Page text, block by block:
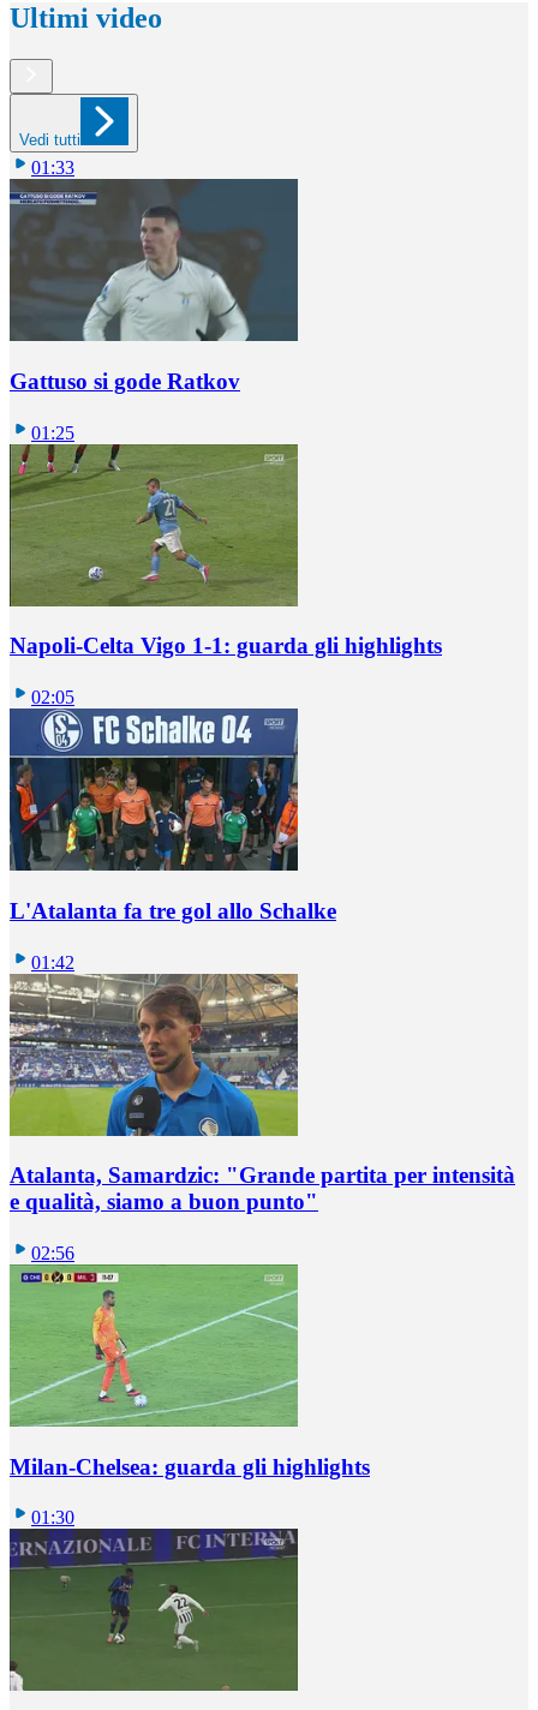
Ultimi video
Vedi tutti
01:33
Gattuso si gode Ratkov
01:25
Napoli-Celta Vigo 1-1: guarda gli highlights
02:05
L'Atalanta fa tre gol allo Schalke
01:42
Atalanta, Samardzic: "Grande partita per intensità
e qualità, siamo a buon punto"
02:56
Milan-Chelsea: guarda gli highlights
01:30